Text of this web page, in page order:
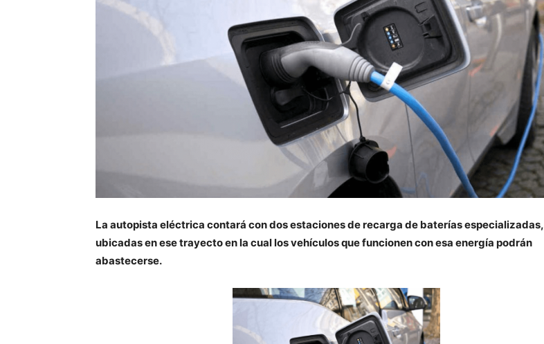
La autopista eléctrica contará con dos estaciones de recarga de baterías especializadas,
ubicadas en ese trayecto en la cual los vehículos que funcionen con esa energía podrán
abastecerse.